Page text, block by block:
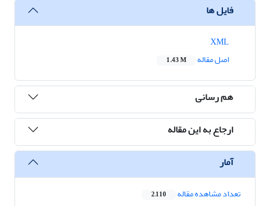
فایل ها
اصل مقاله
1.43 M
هم رسانی
ارجاع به این مقاله
آمار
تعداد مشاهده مقاله 2,110